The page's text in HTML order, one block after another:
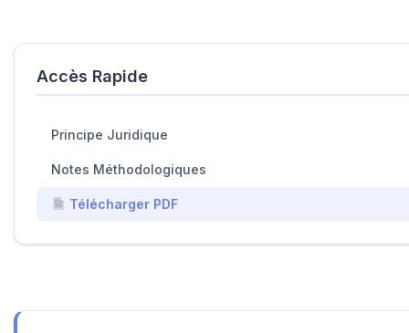
Accès Rapide
Principe Juridique
Notes Méthodologiques
Télécharger PDF